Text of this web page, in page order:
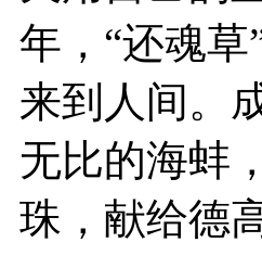
年，“还魂
来到人间。
无比的海蚌
珠，献给德